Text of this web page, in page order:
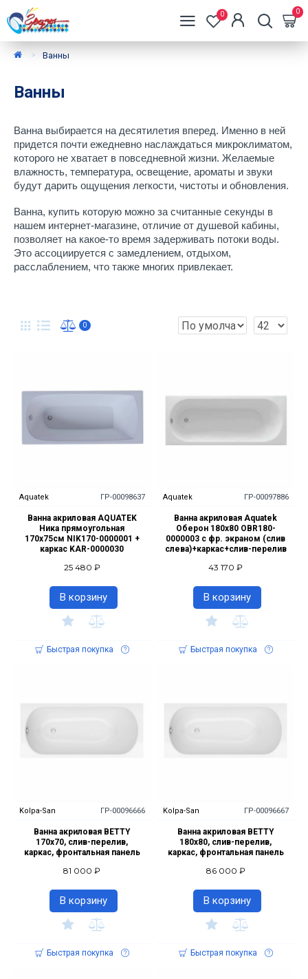
0 0
Ванны
Ванны
Ванна выбирается на десятилетия вперед. Именно в ней
придется почти ежедневно наслаждаться микроклиматом,
которого не хватает в повседневной жизни. Желаемые
влажность, температура, освещение, ароматы и звуки
будут дарить ощущения легкости, чистоты и обновления.
Ванна, купить которую можно за считанные секунды в
нашем интернет-магазине, отличие от душевой кабины,
позволяет на какое-то время задерживать потоки воды.
Это ассоциируется с замедлением, отдыхом,
расслаблением, что также многих привлекает.
0
Aquatek ГР-00098637
Ванна акриловая AQUATEK
Ника прямоугольная
170х75см NIK170-0000001 +
каркас KAR-0000030
25 480 ₽
В корзину
Быстрая покупка
Aquatek ГР-00097886
Ванна акриловая Aquatek
Оберон 180x80 OBR180-
0000003 с фр. экраном (слив
слева)+каркас+слив-перелив
43 170 ₽
В корзину
Быстрая покупка
Kolpa-San ГР-00096666
Ванна акриловая BETTY
170х70, слив-перелив,
каркас, фронтальная панель
81 000 ₽
В корзину
Быстрая покупка
Kolpa-San ГР-00096667
Ванна акриловая BETTY
180х80, слив-перелив,
каркас, фронтальная панель
86 000 ₽
В корзину
Быстрая покупка